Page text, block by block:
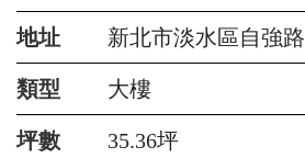
地址 新北市淡水區自強
類型 大樓
坪數 35.36坪